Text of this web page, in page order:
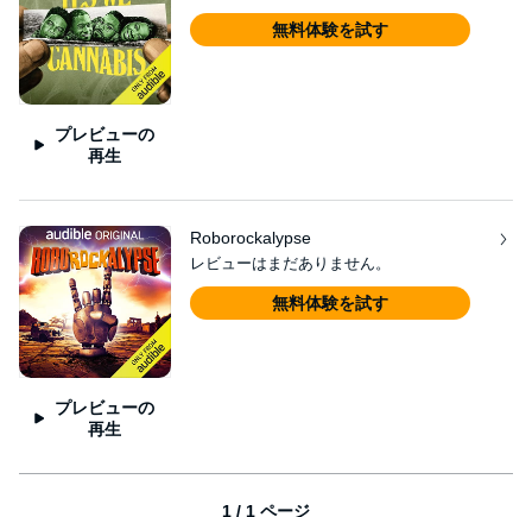
プレビューの
再生
無料体験を試す
プレビューの
再生
Roborockalypse
レビューはまだありません。
無料体験を試す
1 / 1 ページ